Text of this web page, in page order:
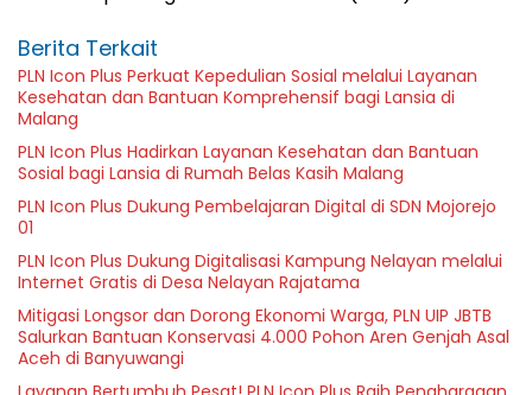
Berita Terkait
PLN Icon Plus Perkuat Kepedulian Sosial melalui Layanan
Kesehatan dan Bantuan Komprehensif bagi Lansia di
Malang
PLN Icon Plus Hadirkan Layanan Kesehatan dan Bantuan
Sosial bagi Lansia di Rumah Belas Kasih Malang
PLN Icon Plus Dukung Pembelajaran Digital di SDN Mojorejo
01
PLN Icon Plus Dukung Digitalisasi Kampung Nelayan melalui
Internet Gratis di Desa Nelayan Rajatama
Mitigasi Longsor dan Dorong Ekonomi Warga, PLN UIP JBTB
Salurkan Bantuan Konservasi 4.000 Pohon Aren Genjah Asal
Aceh di Banyuwangi